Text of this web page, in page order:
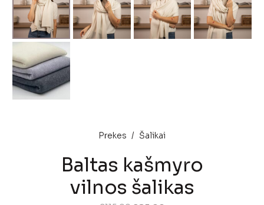
Prekes / Šalikai
Baltas kašmyro
vilnos šalikas